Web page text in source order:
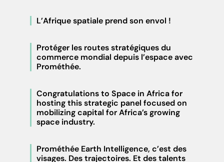
L’Afrique spatiale prend son envol !
Protéger les routes stratégiques du
commerce mondial depuis l’espace avec
Prométhée.
Congratulations to Space in Africa for
hosting this strategic panel focused on
mobilizing capital for Africa’s growing
space industry.
Prométhée Earth Intelligence, c’est des
visages. Des trajectoires. Et des talents